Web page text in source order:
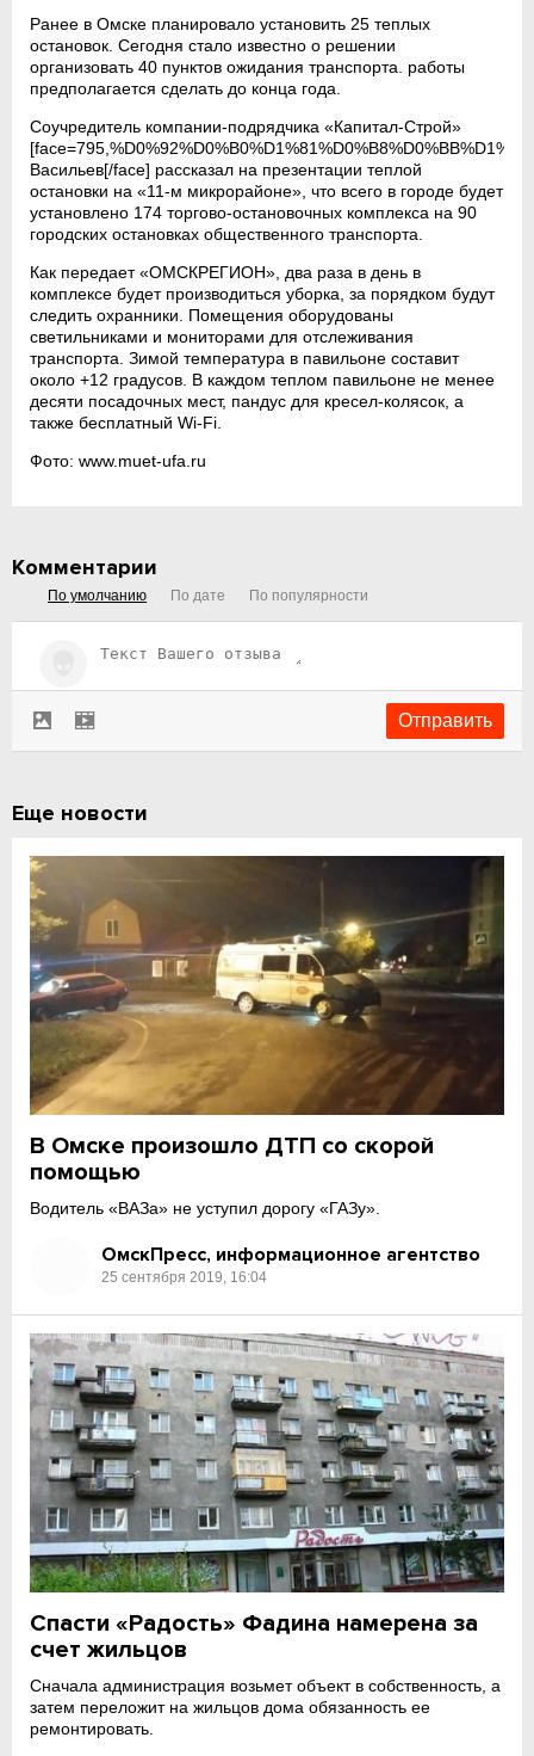
Ранее в Омске планировало установить 25 теплых
остановок. Сегодня стало известно о решении
организовать 40 пунктов ожидания транспорта. работы
предполагается сделать до конца года.
Соучредитель компании-подрядчика «Капитал-Строй»
Васильев[/face] рассказал на презентации теплой
остановки на «11-м микрорайоне», что всего в городе будет
установлено 174 торгово-остановочных комплекса на 90
городских остановках общественного транспорта.
Как передает «ОМСКРЕГИОН», два раза в день в
комплексе будет производиться уборка, за порядком будут
следить охранники. Помещения оборудованы
светильниками и мониторами для отслеживания
транспорта. Зимой температура в павильоне составит
около +12 градусов. В каждом теплом павильоне не менее
десяти посадочных мест, пандус для кресел-колясок, а
также бесплатный Wi-Fi.
Фото: www.muet-ufa.ru
Комментарии
По умолчанию По дате По популярности
Еще новости
В Омске произошло ДТП со скорой
помощью
Водитель «ВАЗа» не уступил дорогу «ГАЗу».
ОмскПресс, информационное агентство
25 сентября 2019, 16:04
Спасти «Радость» Фадина намерена за
счет жильцов
Сначала администрация возьмет объект в собственность, а
затем переложит на жильцов дома обязанность ее
ремонтировать.